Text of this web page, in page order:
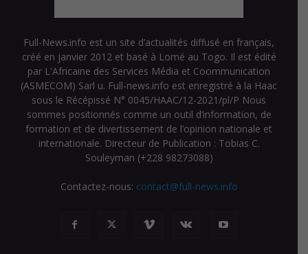
Full-News.info est un site d’actualités diffusé en français,
créé en janvier 2012 et basé à Lomé au Togo. Il est édité
par L'Africaine des Services Média et Coommunication
(ASMECOM) Sarl u. Full-news.info est enregistré à la Haac
sous le Récépissé N° 0045/HAAC/12-2021/pl/P Nous
sommes positionnés comme un outil d’information, de
formation et de divertissement de l’opinion nationale et
internationale. Directeur de Publication : Tobias C.
Souleyman (+228 98273088)
Contactez-nous: contact@full-news.info